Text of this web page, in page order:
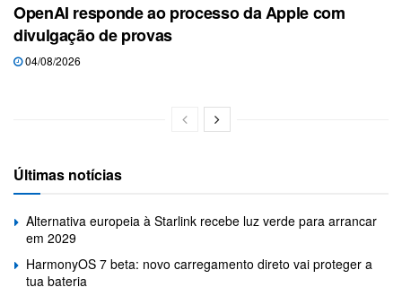
OpenAI responde ao processo da Apple com
divulgação de provas
04/08/2026
Últimas notícias
Alternativa europeia à Starlink recebe luz verde para arrancar
em 2029
HarmonyOS 7 beta: novo carregamento direto vai proteger a
tua bateria